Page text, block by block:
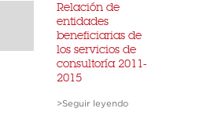
Relación de
entidades
beneficiarias de
los servicios de
consultoría 2011-
2015
>Seguir leyendo